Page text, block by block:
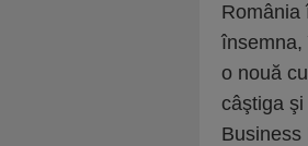
România
însemna,
o nouă
câştiga
Business